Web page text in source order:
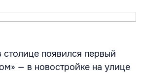
столице появился первый
— в новостройке на улице